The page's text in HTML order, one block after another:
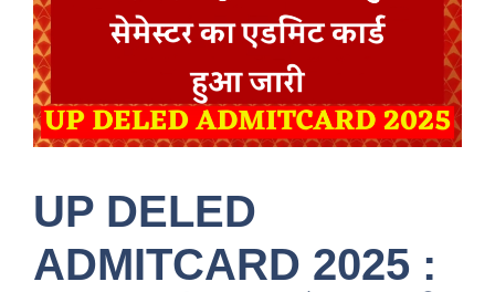
UP DELED
ADMITCARD 2025 :